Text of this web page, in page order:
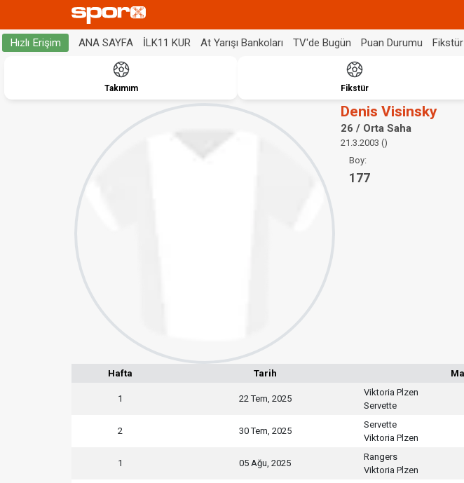
Hızlı Erişim ANA SAYFA İLK11 KUR At Yarışı Bankoları TV'de Bugün Puan Durumu Fikstür
Takımım Fikstür
Denis Visinsky
26 / Orta Saha
21.3.2003 ()
Boy:
177
Hafta Tarih
1 22 Tem, 2025
Viktoria Plzen
Servette
2 30 Tem, 2025
Servette
Viktoria Plzen
1 05 Ağu, 2025
Rangers
Viktoria Plzen